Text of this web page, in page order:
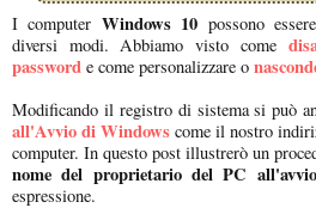
I computer Windows 10 possono essere
diversi modi. Abbiamo visto come
password e come personalizzare o
Modificando il registro di sistema si può
all'Avvio di Windows come il nostro
computer. In questo post illustrerò un
nome del proprietario del PC
espressione.